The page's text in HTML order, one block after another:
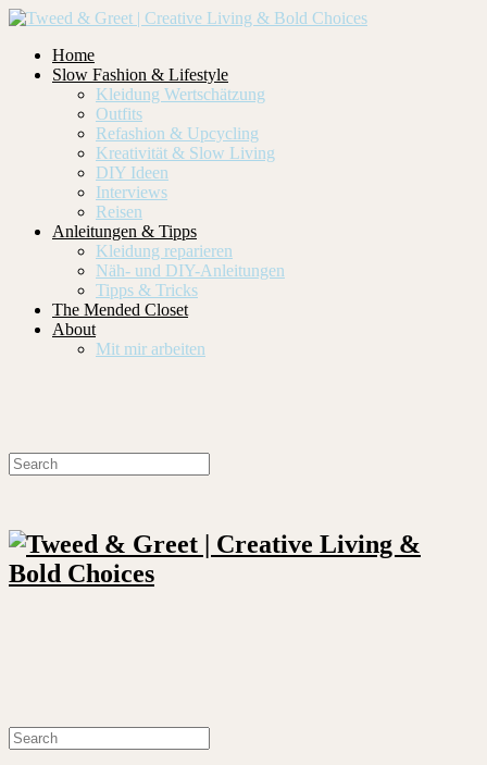
Home
Slow Fashion & Lifestyle
Kleidung Wertschätzung
Outfits
Refashion & Upcycling
Kreativität & Slow Living
DIY Ideen
Interviews
Reisen
Anleitungen & Tipps
Kleidung reparieren
Näh- und DIY-Anleitungen
Tipps & Tricks
The Mended Closet
About
Mit mir arbeiten